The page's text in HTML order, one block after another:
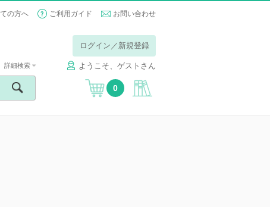
の方へ ご利用ガイド お問い合わせ
ログイン／新規登録
ようこそ、ゲストさん
詳細検索
0